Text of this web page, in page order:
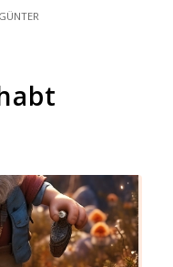
GÜNTER